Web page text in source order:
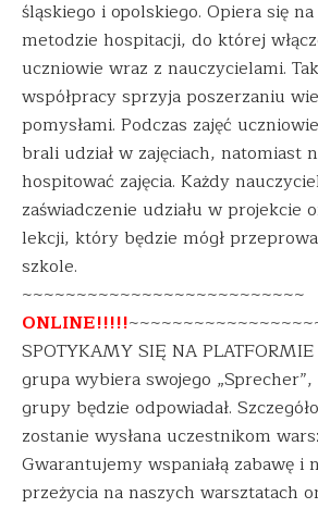
śląskiego i opolskiego. Opiera się
metodzie hospitacji, do której
uczniowie wraz z nauczycielami.
współpracy sprzyja poszerzaniu
pomysłami. Podczas zajęć
brali udział w zajęciach, natomiast
hospitować zajęcia. Każdy
zaświadczenie udziału w projekcie
lekcji, który będzie mógł
szkole.
~~~~~~~~~~~~~~~~~~~~~~~~~~
ONLINE!!!!!
SPOTYKAMY SIĘ NA
grupa wybiera swojego
grupy będzie odpowiadał.
zostanie wysłana uczestnikom
Gwarantujemy wspaniałą zabawę i
przeżycia na naszych warsztatach